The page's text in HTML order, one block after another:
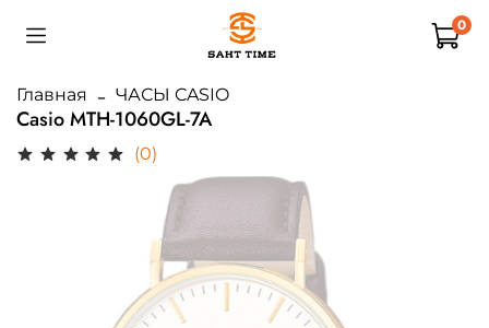
0
Главная ЧАСЫ CASIO
Casio MTH-1060GL-7A
(0)